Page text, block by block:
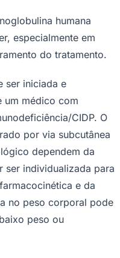
humana
especialmente em
do tratamento.
ser iniciada e
um médico com
CIDP. O
por via subcutânea
dependem da
ser individualizada para
e da
no peso corporal pode
peso ou